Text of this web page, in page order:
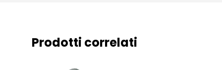
Prodotti correlatiLavora con noi